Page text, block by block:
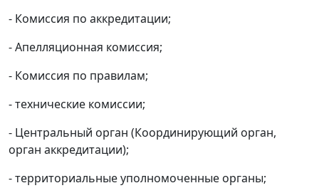
- Комиссия по аккредитации;
- Апелляционная комиссия;
- Комиссия по правилам;
- технические комиссии;
- Центральный орган (Координирующий орган,
орган аккредитации);
- территориальные уполномоченные органы;